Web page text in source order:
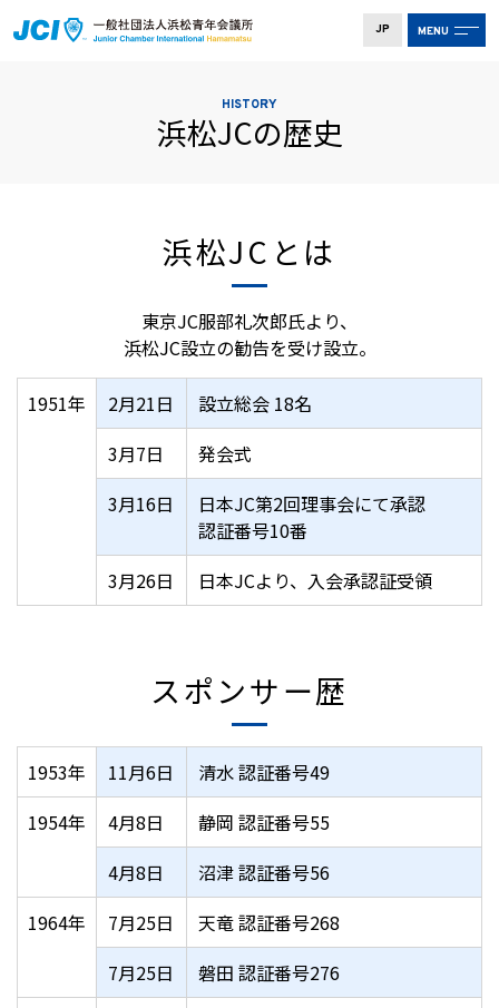
JP MENU
HISTORY
浜松JCの歴史
浜松JCとは
東京JC服部礼次郎氏より、
浜松JC設立の勧告を受け設立。
1951年 2月21日
設立総会 18名
3月7日
発会式
3月16日
日本JC第2回理事会にて承認
認証番号10番
3月26日
日本JCより、入会承認証受領
スポンサー歴
1953年 11月6日
清水 認証番号49
1954年
4月8日
静岡 認証番号55
4月8日
沼津 認証番号56
1964年
7月25日
天竜 認証番号268
7月25日
磐田 認証番号276